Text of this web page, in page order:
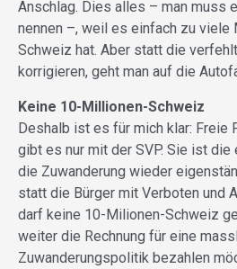
Anschlag. Dies alles – man muss
nennen –, weil es einfach zu viele
Schweiz hat. Aber statt die
korrigieren, geht man auf die
Keine 10-Millionen-Schweiz
Deshalb ist es für mich klar: Freie
gibt es nur mit der SVP. Sie ist
die Zuwanderung wieder
statt die Bürger mit Verboten und
darf keine 10-Milionen-Schweiz
weiter die Rechnung für eine
Zuwanderungspolitik bezahlen